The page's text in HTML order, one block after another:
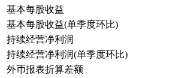
基本每股收益
基本每股收益(单季度环比)
持续经营净利润
持续经营净利润(单季度环比)
外币报表折算差额